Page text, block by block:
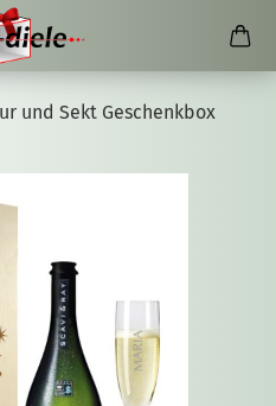
und Sekt Geschenkbox